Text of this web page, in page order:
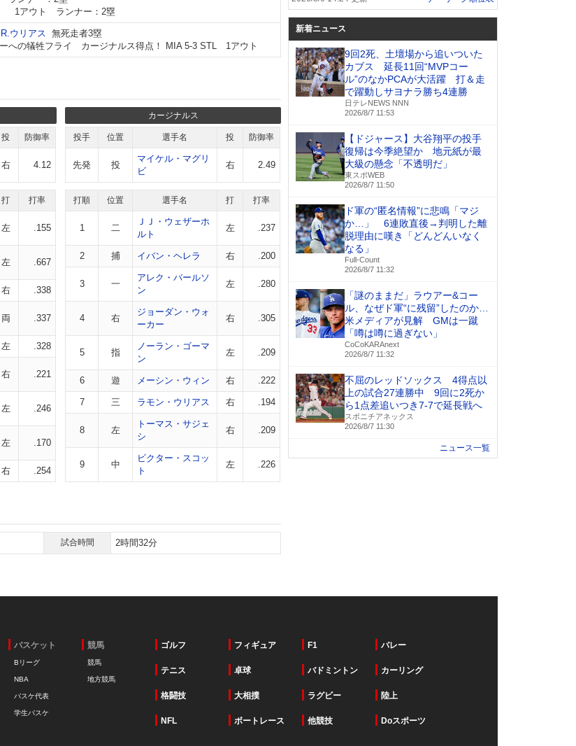
1アウト ランナー：2塁
R.ウリアス 無死走者3塁
への犠牲フライ カージナルス得点！ MIA 5-3 STL 1アウト
投 防御率
右 4.12
打 打率
左 .155
左 .667
右 .338
両 .337
左 .328
右 .221
左 .246
左 .170
右 .254
カージナルス
投手 位置 選手名 投 防御率
先発 投
マイケル・マグリ
ビ
右 2.49
打順 位置 選手名 打 打率
1 二
ＪＪ・ウェザーホ
ルト
左 .237
2 捕 イバン・ヘレラ 右 .200
3 一
アレク・バールソ
ン
左 .280
4 右
ジョーダン・ウォ
ーカー
右 .305
5 指
ノーラン・ゴーマ
ン
左 .209
6 遊 メーシン・ウィン 右 .222
7 三 ラモン・ウリアス 右 .194
8 左
トーマス・サジェ
シ
右 .209
9 中
ビクター・スコッ
ト
左 .226
試合時間 2時間32分
新着ニュース
9回2死、土壇場から追いついた
カブス 延長11回“MVPコー
ル”のなかPCAが大活躍 打＆走
で躍動しサヨナラ勝ち4連勝
日テレNEWS NNN
2026/8/7 11:53
【ドジャース】大谷翔平の投手
復帰は今季絶望か 地元紙が最
大級の懸念「不透明だ」
東スポWEB
2026/8/7 11:50
ド軍の“匿名情報”に悲鳴「マジ
か…」 6連敗直後→判明した離
脱理由に嘆き「どんどんいなく
なる」
Full-Count
2026/8/7 11:32
「謎のままだ」ラウアー&コー
ル、なぜド軍“に残留”したのか…
米メディアが見解 GMは一蹴
「噂は噂に過ぎない」
CoCoKARAnext
2026/8/7 11:32
不屈のレッドソックス 4得点以
上の試合27連勝中 9回に2死か
ら1点差追いつき7-7で延長戦へ
スポニチアネックス
2026/8/7 11:30
ニュース一覧
バスケット
Bリーグ
NBA
バスケ代表
学生バスケ
競馬
競馬
地方競馬
ゴルフ フィギュア F1 バレー
テニス 卓球 バドミントン カーリング
格闘技 大相撲 ラグビー 陸上
NFL ボートレース 他競技 Doスポーツ